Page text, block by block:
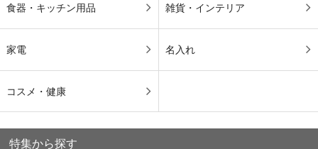
食器・キッチン用品 雑貨・インテリア
家電 名入れ
コスメ・健康
特集から探す